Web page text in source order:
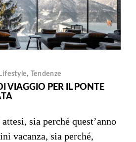
Lifestyle, Tendenze
VIAGGIO PER IL PONTE
sia perché quest’anno
vacanza, sia perché,